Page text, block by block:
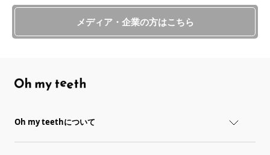
メディア・企業の方はこちら
Oh my teethについて